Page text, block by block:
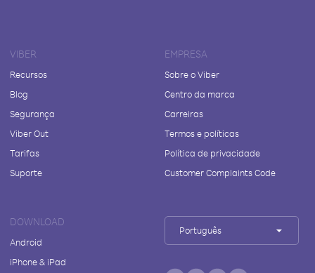
VIBER
Recursos
Blog
Segurança
Viber Out
Tarifas
Suporte
EMPRESA
Sobre o Viber
Centro da marca
Carreiras
Termos e políticas
Política de privacidade
Customer Complaints Code
DOWNLOAD
Android
iPhone & iPad
Português